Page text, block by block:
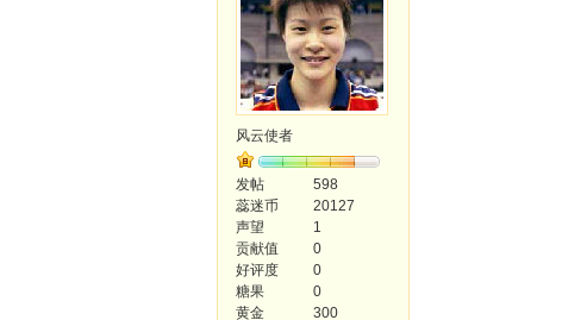
风云使者
发帖
598
蕊迷币
20127
声望
1
贡献值
0
好评度
0
糖果
0
黄金
300